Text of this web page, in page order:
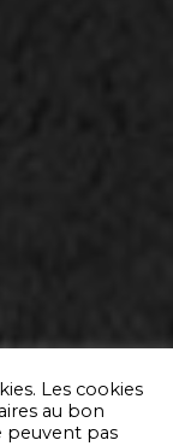
Les cookies
au bon
pas